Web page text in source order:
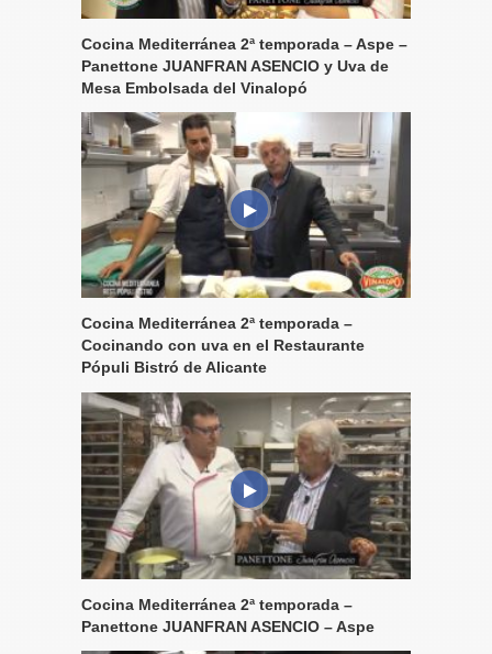
Cocina Mediterránea 2ª temporada – Aspe –
Panettone JUANFRAN ASENCIO y Uva de
Mesa Embolsada del Vinalopó
Cocina Mediterránea 2ª temporada –
Cocinando con uva en el Restaurante
Pópuli Bistró de Alicante
Cocina Mediterránea 2ª temporada –
Panettone JUANFRAN ASENCIO – Aspe